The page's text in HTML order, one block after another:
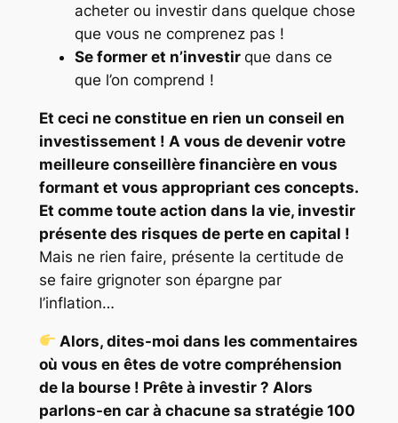
acheter ou investir dans quelque chose
que vous ne comprenez pas !
Se former et n’investir que dans ce
que l’on comprend !
Et ceci ne constitue en rien un conseil en
investissement ! A vous de devenir votre
meilleure conseillère financière en vous
formant et vous appropriant ces concepts.
Et comme toute action dans la vie, investir
présente des risques de perte en capital !
Mais ne rien faire, présente la certitude de
se faire grignoter son épargne par
l’inflation…
Alors, dites-moi dans les commentaires
où vous en êtes de votre compréhension
de la bourse ! Prête à investir ? Alors
parlons-en car à chacune sa stratégie 100